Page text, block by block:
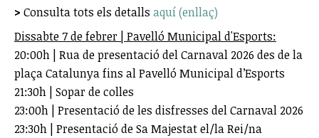
> Consulta tots els detalls aquí (enllaç)
Dissabte 7 de febrer | Pavelló Municipal d'Esports:
20:00h | Rua de presentació del Carnaval 2026 des de la
plaça Catalunya fins al Pavelló Municipal d’Esports
21:30h | Sopar de colles
23:00h | Presentació de les disfresses del Carnaval 2026
23:30h | Presentació de Sa Majestat el/la Rei/na